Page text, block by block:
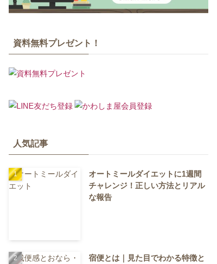
資料無料プレゼント！
人気記事
オートミールダイエットに1週間
チャレンジ！正しい方法とリアル
な報告
宿便とは｜見た目でわかる特徴と